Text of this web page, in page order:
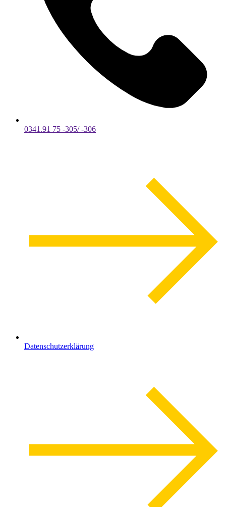
0341.91 75 -305/ -306
Datenschutzerklärung